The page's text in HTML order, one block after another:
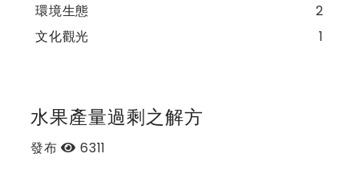
環境生態
2
文化觀光
1
水果產量過剩之解方
發布 6311